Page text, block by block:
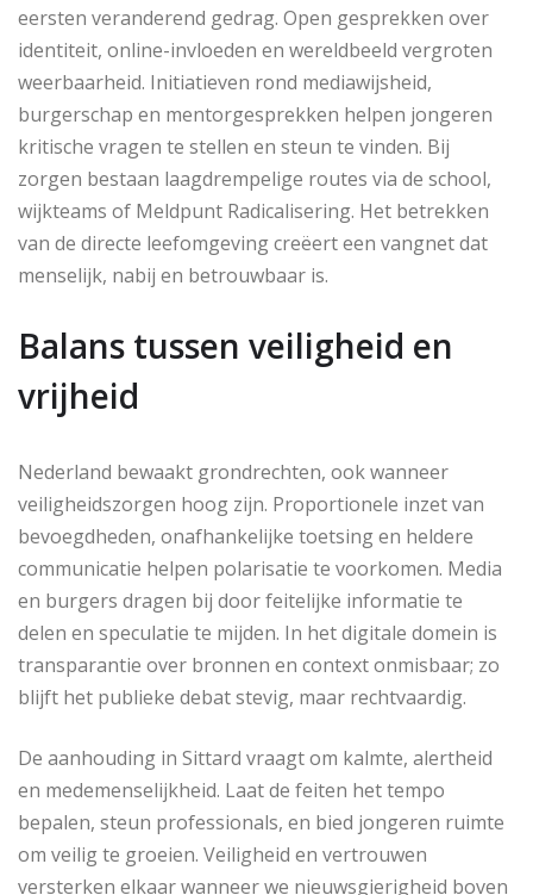
eersten veranderend gedrag. Open gesprekken over
identiteit, online-invloeden en wereldbeeld vergroten
weerbaarheid. Initiatieven rond mediawijsheid,
burgerschap en mentorgesprekken helpen jongeren
kritische vragen te stellen en steun te vinden. Bij
zorgen bestaan laagdrempelige routes via de school,
wijkteams of Meldpunt Radicalisering. Het betrekken
van de directe leefomgeving creëert een vangnet dat
menselijk, nabij en betrouwbaar is.
Balans tussen veiligheid en
vrijheid
Nederland bewaakt grondrechten, ook wanneer
veiligheidszorgen hoog zijn. Proportionele inzet van
bevoegdheden, onafhankelijke toetsing en heldere
communicatie helpen polarisatie te voorkomen. Media
en burgers dragen bij door feitelijke informatie te
delen en speculatie te mijden. In het digitale domein is
transparantie over bronnen en context onmisbaar; zo
blijft het publieke debat stevig, maar rechtvaardig.
De aanhouding in Sittard vraagt om kalmte, alertheid
en medemenselijkheid. Laat de feiten het tempo
bepalen, steun professionals, en bied jongeren ruimte
om veilig te groeien. Veiligheid en vertrouwen
versterken elkaar wanneer we nieuwsgierigheid boven